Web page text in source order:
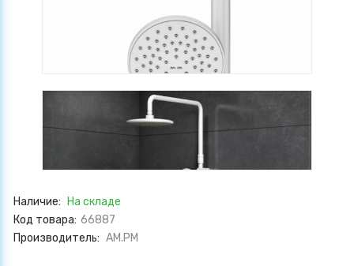
Наличие:
На складе
Код товара: 66887
Производитель: AM.PM